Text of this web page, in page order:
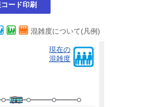
ード印刷
混雑度について(凡例)
現在の
混雑度